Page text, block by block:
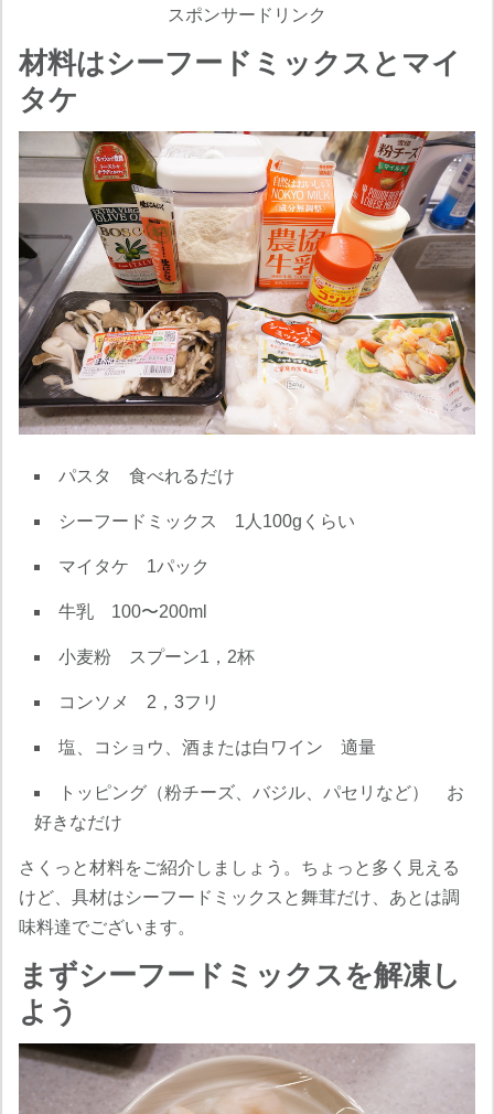
スポンサードリンク
材料はシーフードミックスとマイ
タケ
パスタ 食べれるだけ
シーフードミックス 1人100gくらい
マイタケ 1パック
牛乳 100〜200ml
小麦粉 スプーン1，2杯
コンソメ 2，3フリ
塩、コショウ、酒または白ワイン 適量
トッピング（粉チーズ、バジル、パセリなど） お
好きなだけ
さくっと材料をご紹介しましょう。ちょっと多く見える
けど、具材はシーフードミックスと舞茸だけ、あとは調
味料達でございます。
まずシーフードミックスを解凍し
よう